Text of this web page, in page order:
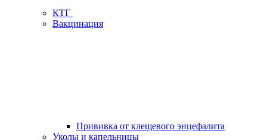
КТГ
Вакцинация
Прививка от клещевого энцефалита
Уколы и капельницы